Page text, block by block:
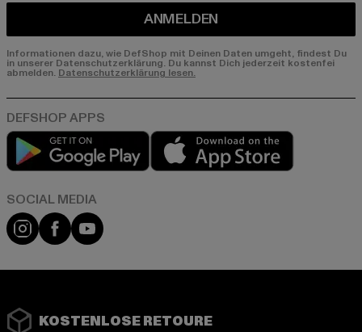
ANMELDEN
Informationen dazu, wie DefShop mit Deinen Daten umgeht, findest Du
in unserer Datenschutzerklärung. Du kannst Dich jederzeit kostenfei
abmelden. Datenschutzerklärung lesen.
Play market
Instagram
FacebookYouTube
KOSTENLOSE RETOURE